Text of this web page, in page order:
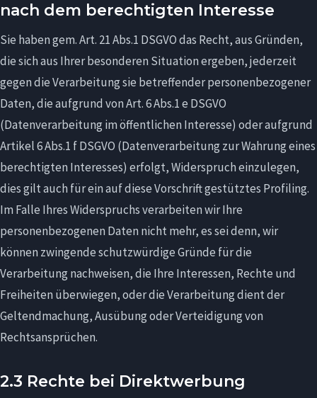
nach dem berechtigten Interesse
Sie haben gem. Art. 21 Abs.1 DSGVO das Recht, aus Gründen,
die sich aus Ihrer besonderen Situation ergeben, jederzeit
gegen die Verarbeitung sie betreffender personenbezogener
Daten, die aufgrund von Art. 6 Abs.1 e DSGVO
(Datenverarbeitung im öffentlichen Interesse) oder aufgrund
Artikel 6 Abs.1 f DSGVO (Datenverarbeitung zur Wahrung eines
berechtigten Interesses) erfolgt, Widerspruch einzulegen,
dies gilt auch für ein auf diese Vorschrift gestütztes Profiling.
Im Falle Ihres Widerspruchs verarbeiten wir Ihre
personenbezogenen Daten nicht mehr, es sei denn, wir
können zwingende schutzwürdige Gründe für die
Verarbeitung nachweisen, die Ihre Interessen, Rechte und
Freiheiten überwiegen, oder die Verarbeitung dient der
Geltendmachung, Ausübung oder Verteidigung von
Rechtsansprüchen.
2.3 Rechte bei Direktwerbung